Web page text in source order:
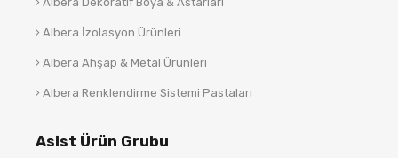
Albera İzolasyon Ürünleri
Albera Ahşap & Metal Ürünleri
Albera Renklendirme Sistemi Pastaları
Asist Ürün Grubu